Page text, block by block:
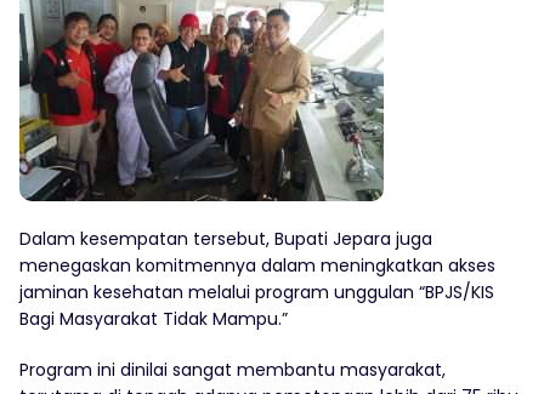
Dalam kesempatan tersebut, Bupati Jepara juga
menegaskan komitmennya dalam meningkatkan akses
jaminan kesehatan melalui program unggulan “BPJS/KIS
Bagi Masyarakat Tidak Mampu.”
Program ini dinilai sangat membantu masyarakat,